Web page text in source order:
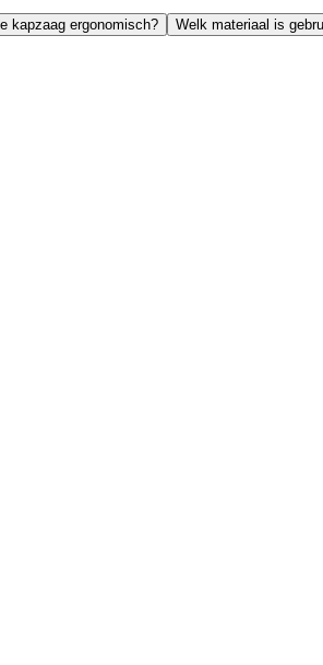
kapzaag ergonomisch?
Welk materiaal is